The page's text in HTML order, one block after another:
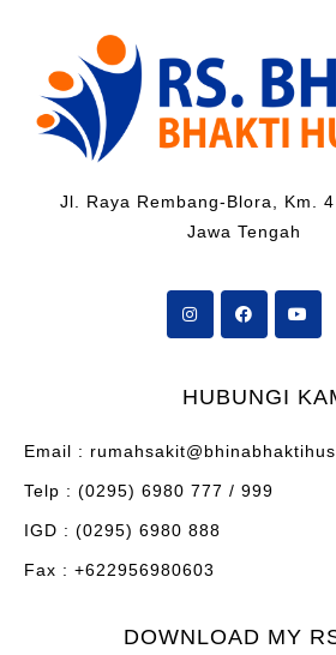
Jl. Raya Rembang-Blora, Km.
Jawa Tengah
HUBUNGI
Email :
Telp : (0295) 6980 777 / 999
IGD : (0295) 6980 888
Fax : +622956980603
DOWNLOAD MY